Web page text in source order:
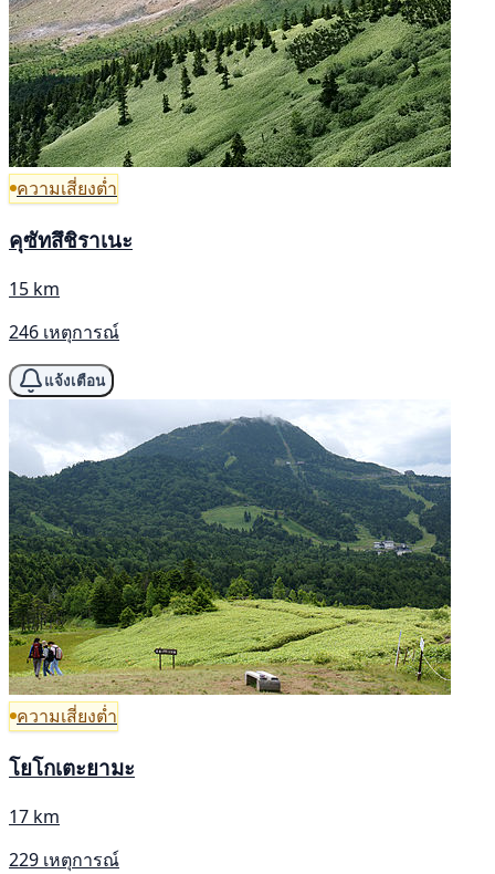
ความเสี่ยงต่ำ
คุซัทสึชิราเนะ
15 km
246 เหตุการณ์
แจ้งเตือน
ความเสี่ยงต่ำ
โยโกเตะยามะ
17 km
229 เหตุการณ์